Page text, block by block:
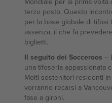
terzo posto. Questo
per la base globale di
assenza, il che fa
biglietti.
Il seguito dei Socceroos –
una tifoseria appassionata
Molti sostenitori residenti
vorranno recarsi a
fase a gironi.